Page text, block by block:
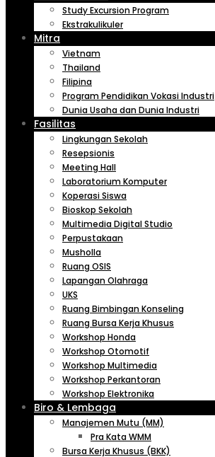
Study Excursion Program
Ekstrakulikuler
Mitra
Vietnam
Thailand
Filipina
Program Pendidikan Vokasi Industri
Dunia Usaha dan Dunia Industri
Fasilitas
Lingkungan Sekolah
Resepsionis
Meeting Hall
Laboratorium Komputer
Koperasi Siswa
Bioskop Sekolah
Multimedia Digital Studio
Perpustakaan
Musholla
Ruang OSIS
Lapangan Olahraga
UKS
Ruang Bimbingan Konseling
Ruang Bursa Kerja Khusus
Workshop Honda
Workshop Otomotif
Workshop Multimedia
Workshop Perkantoran
Workshop Elektronika
Biro & Lembaga
Manajemen Mutu (MM)
Pra Kata WMM
Bursa Kerja Khusus (BKK)